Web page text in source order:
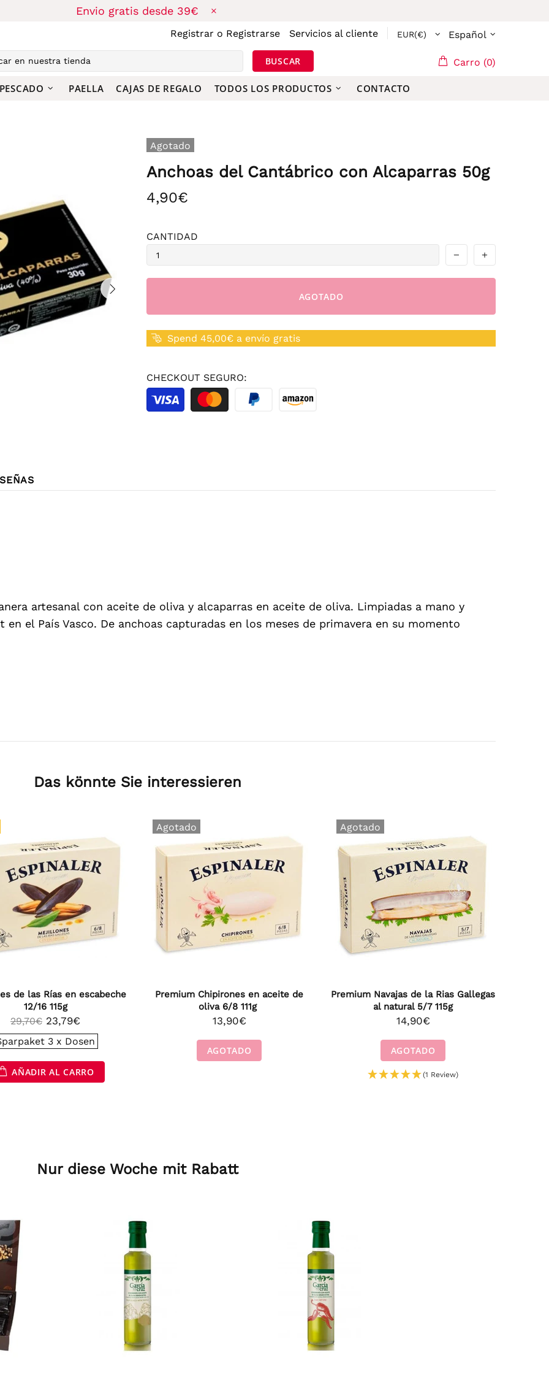
Envio gratis desde 39€
Registrar o Registrarse Servicios al cliente Español
BUSCAR Carro (0)
PAELLA CAJAS DE REGALO TODOS LOS PRODUCTOS CONTACTO
Agotado
Anchoas del Cantábrico con Alcaparras 50g
4,90€
CANTIDAD
AGOTADO
Spend 45,00€ a envío gratis
CHECKOUT SEGURO:
artesanal con aceite de oliva y alcaparras en aceite de oliva. Limpiadas a mano y
el País Vasco. De anchoas capturadas en los meses de primavera en su momento
Das könnte Sie interessieren
Nur diese Woche mit Rabatt